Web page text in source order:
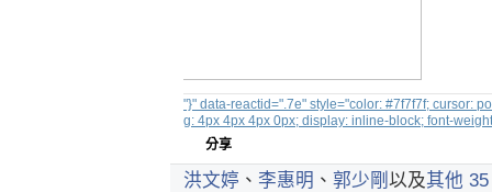
"}" data-reactid=".7e" style="color: #7f7f7f; cursor:
g: 4px 4px 4px 0px; display: inline-block; font-
分享
洪文婷 、 李惠明 、 郭少剛 以及其他